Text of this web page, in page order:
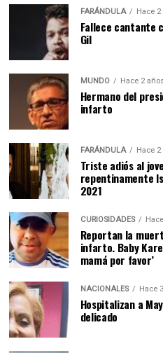
FARÁNDULA Hace 2
Fallece cantante
Gil
MUNDO Hace 2
Hermano del
infarto
FARÁNDULA Hace 2
Triste adiós al
repentinamente
2021
CURIOSIDADES
Reportan la
infarto. Baby
mamá por favor’
NACIONALES Hace
Hospitalizan a
delicado